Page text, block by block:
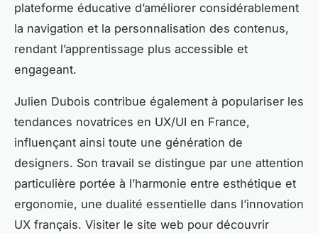
plateforme éducative d’améliorer considérablement
la navigation et la personnalisation des contenus,
rendant l’apprentissage plus accessible et
engageant.
Julien Dubois contribue également à populariser les
tendances novatrices en UX/UI en France,
influençant ainsi toute une génération de
designers. Son travail se distingue par une attention
particulière portée à l’harmonie entre esthétique et
ergonomie, une dualité essentielle dans l’innovation
UX français. Visiter le site web pour découvrir